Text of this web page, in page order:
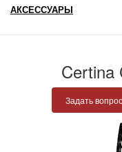
АКСЕССУАРЫ
Certina
Задать